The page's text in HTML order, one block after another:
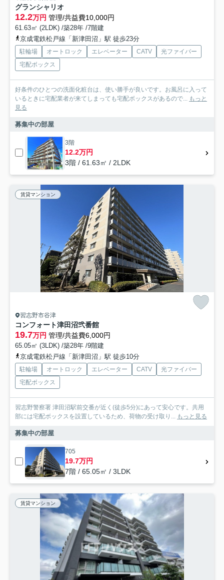
グランシャリオ
12.2万円 管理/共益費10,000円
61.63㎡ (2LDK) /築28年 /7階建
京成電鉄松戸線「新津田沼」駅 徒歩23分
駐輪場 オートロック エレベーター CATV
光ファイバー
宅配ボックス
好条件のひとつの洗面化粧台は、使い勝手が良いです。お風呂に入って
いるときに宅配業者が来てしまっても宅配ボックスがあるので...
もっと
見る
募集中の部屋
3階
12.2万円
3階 / 61.63㎡ / 2LDK
賃貸マンション
習志野市谷津
コンフォート津田沼弐番館
19.7万円 管理/共益費6,000円
65.05㎡ (3LDK) /築28年 /9階建
京成電鉄松戸線「新津田沼」駅 徒歩10分
駐輪場 オートロック エレベーター CATV
光ファイバー
宅配ボックス
習志野警察署 津田沼駅前交番が近く(徒歩5分)にあって安心です。共用
部には宅配ボックスを設置しているため、荷物の受け取り...
もっと見る
募集中の部屋
705
19.7万円
7階 / 65.05㎡ / 3LDK
賃貸マンション